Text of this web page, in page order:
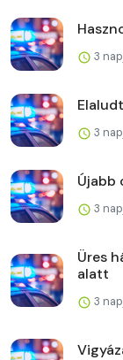
3
3
Újabb
3
Üres
alatt
3